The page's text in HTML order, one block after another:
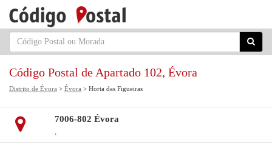
Código Postal de Apartado 102, Évora
Distrito de Évora > Évora > Horta das Figueiras
7006-802 Évora
,